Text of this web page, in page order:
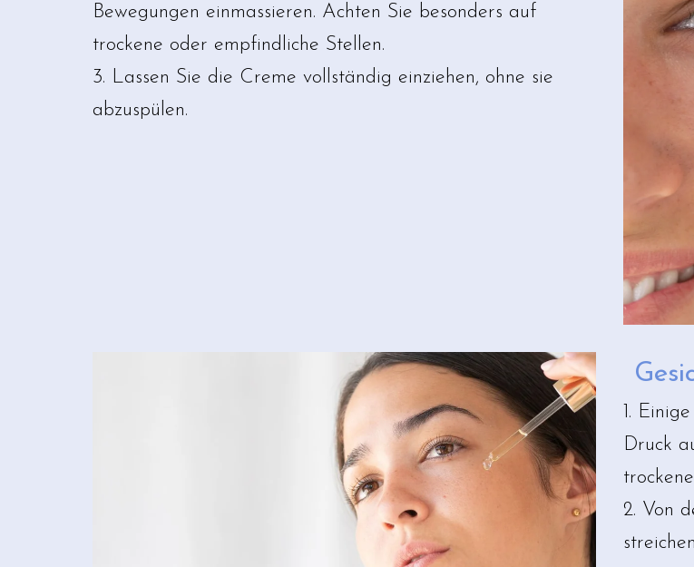
Bewegungen einmassieren. Achten Sie besonders auf
trockene oder empfindliche Stellen.
3. Lassen Sie die Creme vollständig einziehen, ohne sie
abzuspülen.
1.
Druck
2. Von